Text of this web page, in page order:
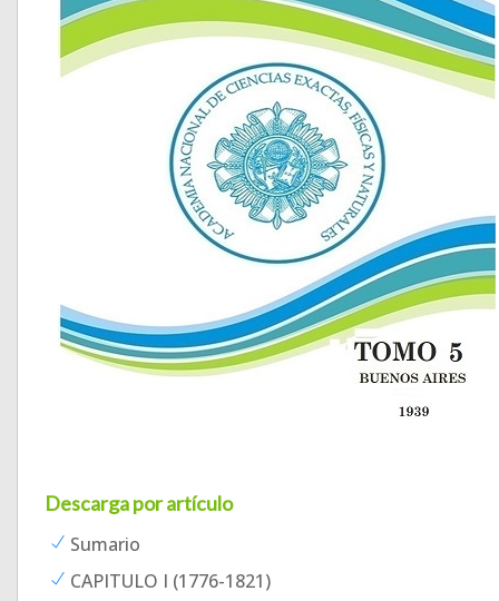
Descarga por artículo
Sumario
CAPITULO I (1776-1821)